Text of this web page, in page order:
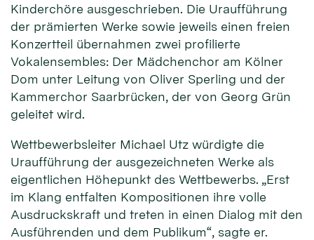
Kinderchöre ausgeschrieben. Die Uraufführung
der prämierten Werke sowie jeweils einen freien
Konzertteil übernahmen zwei profilierte
Vokalensembles: Der Mädchenchor am Kölner
Dom unter Leitung von Oliver Sperling und der
Kammerchor Saarbrücken, der von Georg Grün
geleitet wird.
Wettbewerbsleiter Michael Utz würdigte die
Uraufführung der ausgezeichneten Werke als
eigentlichen Höhepunkt des Wettbewerbs. „Erst
im Klang entfalten Kompositionen ihre volle
Ausdruckskraft und treten in einen Dialog mit den
Ausführenden und dem Publikum“, sagte er.